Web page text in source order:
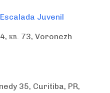
Juvenil
4, кв. 73, Voronezh
35, Curitiba, PR,